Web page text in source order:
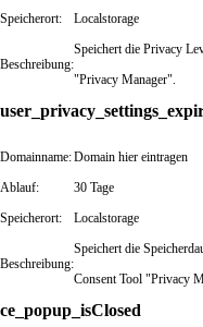
Speicherort: Localstorage
Beschreibung:
Speichert die Privacy
"Privacy Manager".
Domainname:Domain hier eintragen
Ablauf: 30 Tage
Speicherort: Localstorage
Beschreibung:
Speichert die
Consent Tool "Privacy
ce_popup_isClosed